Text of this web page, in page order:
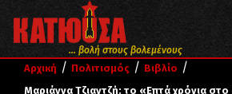
... βολή στους βολεμένους
Αρχική / Πολιτισμός / Βιβλίο /
Μαριάννα Τζιαντζή: το «Επτά χρόνια στο